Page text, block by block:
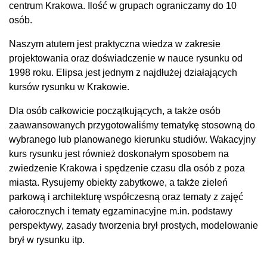
centrum Krakowa. Ilość w grupach ograniczamy do 10
osób.
Naszym atutem jest praktyczna wiedza w zakresie
projektowania oraz doświadczenie w nauce rysunku od
1998 roku. Elipsa jest jednym z najdłużej działających
kursów rysunku w Krakowie.
Dla osób całkowicie początkujących, a także osób
zaawansowanych przygotowaliśmy tematykę stosowną do
wybranego lub planowanego kierunku studiów. Wakacyjny
kurs rysunku jest również doskonałym sposobem na
zwiedzenie Krakowa i spędzenie czasu dla osób z poza
miasta. Rysujemy obiekty zabytkowe, a także zieleń
parkową i architekturę współczesną oraz tematy z zajęć
całorocznych i tematy egzaminacyjne m.in. podstawy
perspektywy, zasady tworzenia brył prostych, modelowanie
brył w rysunku itp.